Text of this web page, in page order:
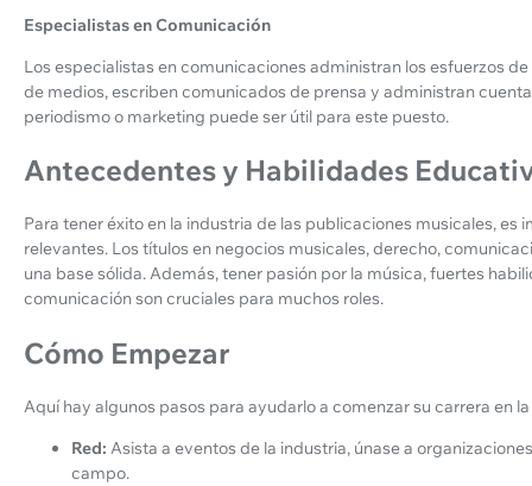
Especialistas en Comunicación
Los especialistas en comunicaciones administran los esfuerzos
de medios, escriben comunicados de prensa y administran
periodismo o marketing puede ser útil para este puesto.
Antecedentes y Habilidades
Para tener éxito en la industria de las publicaciones musicales,
relevantes. Los títulos en negocios musicales, derecho,
una base sólida. Además, tener pasión por la música, fuertes
comunicación son cruciales para muchos roles.
Cómo Empezar
Aquí hay algunos pasos para ayudarlo a comenzar su carrera en
Red: Asista a eventos de la industria, únase a
campo.